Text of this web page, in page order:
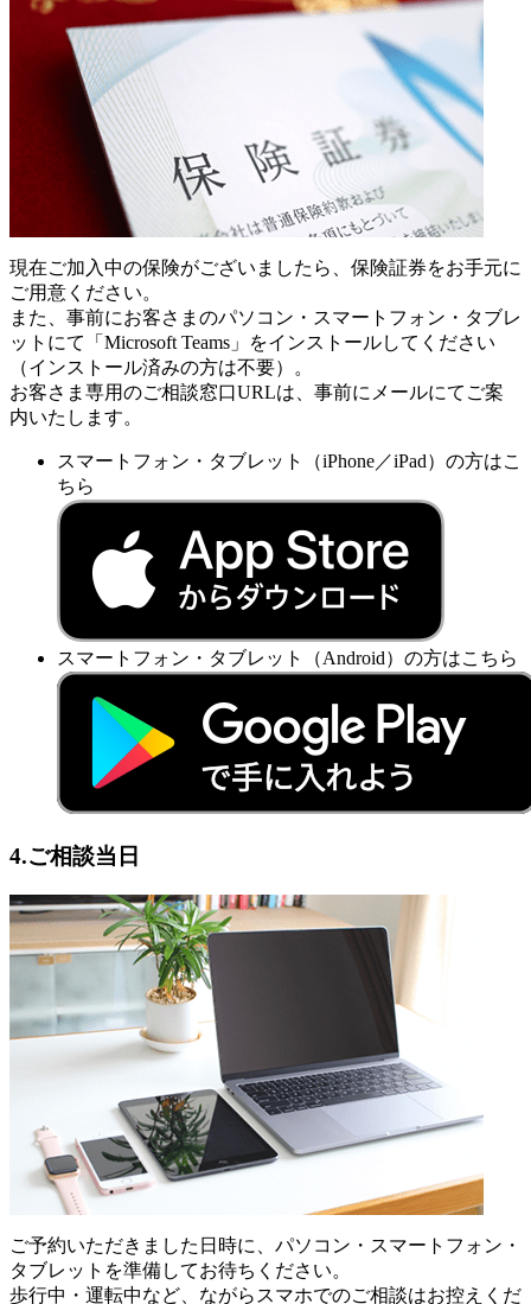
現在ご加入中の保険がございましたら、保険証券をお手元に
ご用意ください。
また、事前にお客さまのパソコン・スマートフォン・タブレ
ットにて「Microsoft Teams」をインストールしてください
（インストール済みの方は不要）。
お客さま専用のご相談窓口URLは、事前にメールにてご案
内いたします。
スマートフォン・タブレット（iPhone／iPad）の方はこ
ちら
スマートフォン・タブレット（Android）の方はこちら
4.ご相談当日
ご予約いただきました日時に、パソコン・スマートフォン・
タブレットを準備してお待ちください。
歩行中・運転中など、ながらスマホでのご相談はお控えくだ